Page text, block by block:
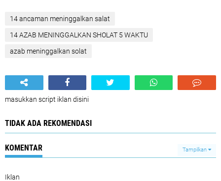
14 ancaman meninggalkan salat
14 AZAB MENINGGALKAN SHOLAT 5 WAKTU
azab meninggalkan solat
masukkan script iklan disini
TIDAK ADA REKOMENDASI
KOMENTAR Tampilkan
Iklan